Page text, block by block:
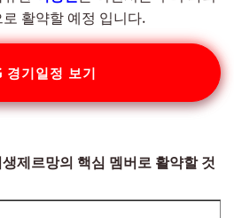
활약할 예정 입니다.
경기일정 보기
제르망의 핵심 멤버로 활약할 것